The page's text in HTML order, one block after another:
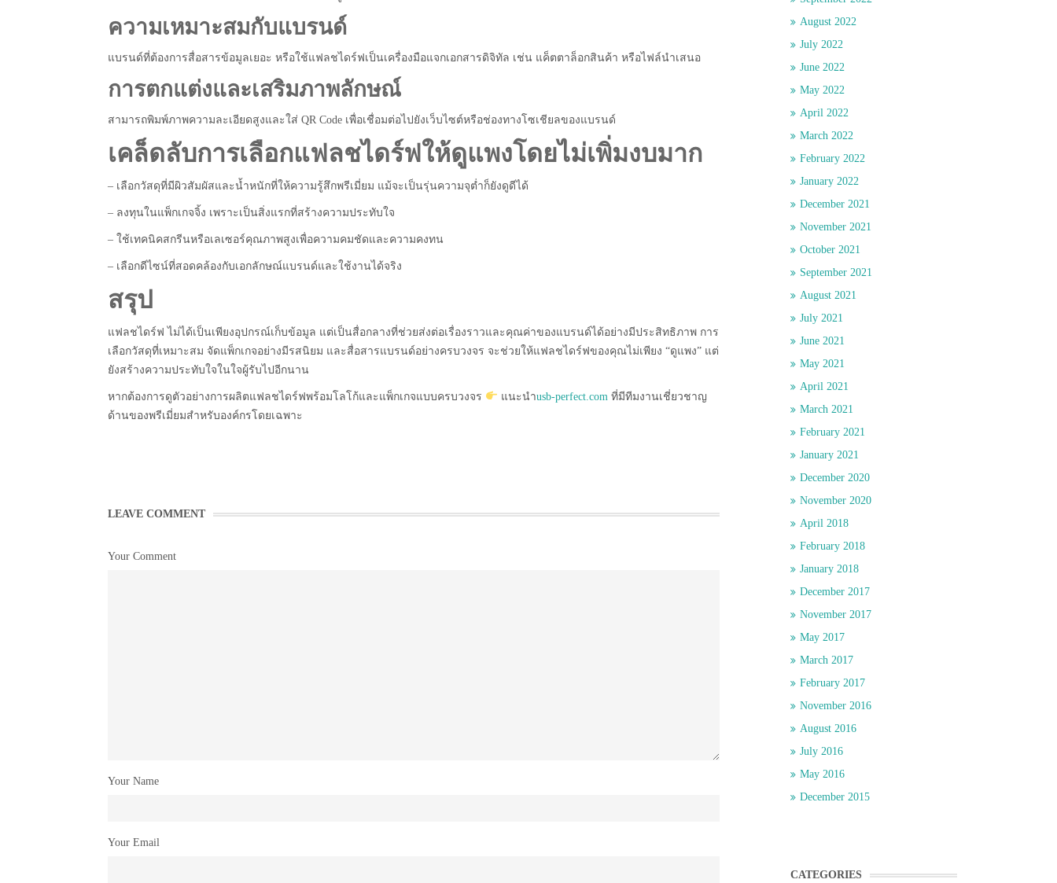
ความเหมาะสมกับแบรนด์
แบรนด์ที่ต้องการสื่อสารข้อมูลเยอะ หรือใช้แฟลชไดร์ฟเป็นเครื่องมือแจกเอกสารดิจิทัล เช่น แค็ตตาล็อกสินค้า หรือไฟล์นำเสนอ
การตกแต่งและเสริมภาพลักษณ์
สามารถพิมพ์ภาพความละเอียดสูงและใส่ QR Code เพื่อเชื่อมต่อไปยังเว็บไซต์หรือช่องทางโซเชียลของแบรนด์
เคล็ดลับการเลือกแฟลชไดร์ฟให้ดูแพงโดยไม่เพิ่มงบมาก
– เลือกวัสดุที่มีผิวสัมผัสและน้ำหนักที่ให้ความรู้สึกพรีเมี่ยม แม้จะเป็นรุ่นความจุต่ำก็ยังดูดีได้
– ลงทุนในแพ็กเกจจิ้ง เพราะเป็นสิ่งแรกที่สร้างความประทับใจ
– ใช้เทคนิคสกรีนหรือเลเซอร์คุณภาพสูงเพื่อความคมชัดและความคงทน
– เลือกดีไซน์ที่สอดคล้องกับเอกลักษณ์แบรนด์และใช้งานได้จริง
สรุป
แฟลชไดร์ฟ ไม่ได้เป็นเพียงอุปกรณ์เก็บข้อมูล แต่เป็นสื่อกลางที่ช่วยส่งต่อเรื่องราวและคุณค่าของแบรนด์ได้อย่างมีประสิทธิภาพ การ
เลือกวัสดุที่เหมาะสม จัดแพ็กเกจอย่างมีรสนิยม และสื่อสารแบรนด์อย่างครบวงจร จะช่วยให้แฟลชไดร์ฟของคุณไม่เพียง “ดูแพง” แต่
ยังสร้างความประทับใจในใจผู้รับไปอีกนาน
หากต้องการดูตัวอย่างการผลิตแฟลชไดร์ฟพร้อมโลโก้และแพ็กเกจแบบครบวงจร แนะนำusb-perfect.com ที่มีทีมงานเชี่ยวชาญ
ด้านของพรีเมี่ยมสำหรับองค์กรโดยเฉพาะ
LEAVE COMMENT
Your Comment
Your Name
Your Email
August 2022
July 2022
June 2022
May 2022
April 2022
March 2022
February 2022
January 2022
December 2021
November 2021
October 2021
September 2021
August 2021
July 2021
June 2021
May 2021
April 2021
March 2021
February 2021
January 2021
December 2020
November 2020
April 2018
February 2018
January 2018
December 2017
November 2017
May 2017
March 2017
February 2017
November 2016
August 2016
July 2016
May 2016
December 2015
CATEGORIES